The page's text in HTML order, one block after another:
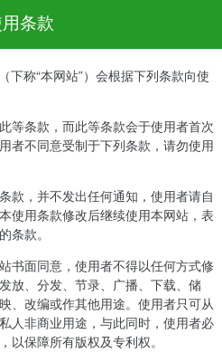
条款
下称“本网站”）会根据下列条款向使
等条款，而此等条款会于使用者首次
者不同意受制于下列条款，请勿使用
款，并不发出任何通知，使用者请自
使用条款修改后继续使用本网站，表
条款。
书面同意，使用者不得以任何方式修
放、分发、节录、广播、下载、储
、改编或作其他用途。使用者只可从
人非商业用途，与此同时，使用者必
以保障所有版权及专利权。